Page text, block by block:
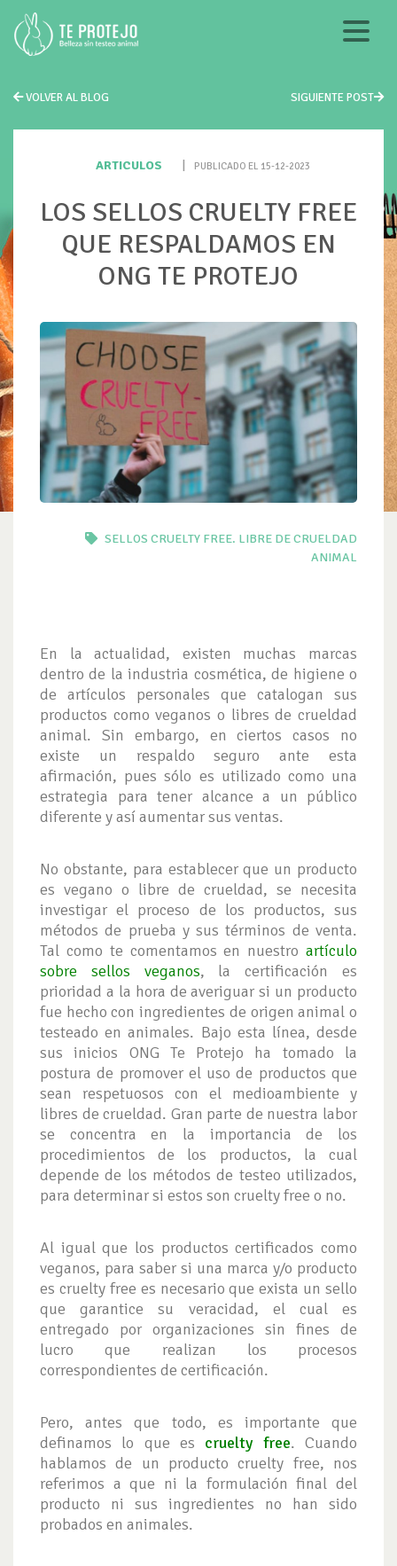
VOLVER AL BLOG SIGUIENTE POST
ARTICULOS PUBLICADO EL 15-12-2023
LOS SELLOS CRUELTY FREE
QUE RESPALDAMOS EN
ONG TE PROTEJO
SELLOS CRUELTY FREE. LIBRE DE CRUELDAD
ANIMAL
En la actualidad, existen muchas marcas
dentro de la industria cosmética, de higiene o
de artículos personales que catalogan sus
productos como veganos o libres de crueldad
animal. Sin embargo, en ciertos casos no
existe un respaldo seguro ante esta
afirmación, pues sólo es utilizado como una
estrategia para tener alcance a un público
diferente y así aumentar sus ventas.
No obstante, para establecer que un producto
es vegano o libre de crueldad, se necesita
investigar el proceso de los productos, sus
métodos de prueba y sus términos de venta.
Tal como te comentamos en nuestro artículo
sobre sellos veganos, la certificación es
prioridad a la hora de averiguar si un producto
fue hecho con ingredientes de origen animal o
testeado en animales. Bajo esta línea, desde
sus inicios ONG Te Protejo ha tomado la
postura de promover el uso de productos que
sean respetuosos con el medioambiente y
libres de crueldad. Gran parte de nuestra labor
se concentra en la importancia de los
procedimientos de los productos, la cual
depende de los métodos de testeo utilizados,
para determinar si estos son cruelty free o no.
Al igual que los productos certificados como
veganos, para saber si una marca y/o producto
es cruelty free es necesario que exista un sello
que garantice su veracidad, el cual es
entregado por organizaciones sin fines de
lucro que realizan los procesos
correspondientes de certificación.
Pero, antes que todo, es importante que
definamos lo que es cruelty free. Cuando
hablamos de un producto cruelty free, nos
referimos a que ni la formulación final del
producto ni sus ingredientes no han sido
probados en animales.